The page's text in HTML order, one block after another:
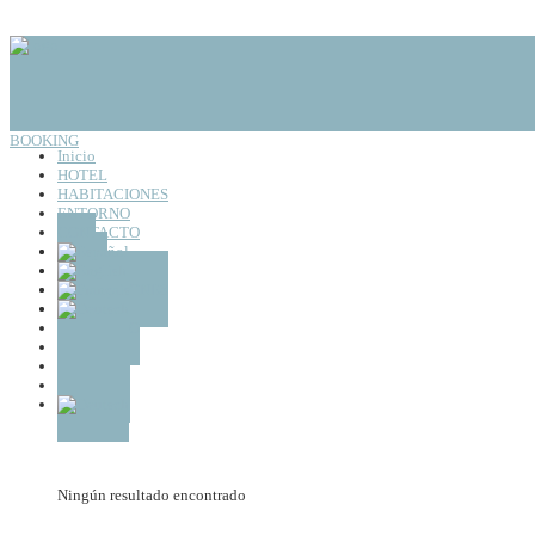
BOOKING
Inicio
HOTEL
HABITACIONES
ENTORNO
Inicio
HOTEL
HABITACIONES
ENTORNO
CONTACTO
Ningún resultado encontrado